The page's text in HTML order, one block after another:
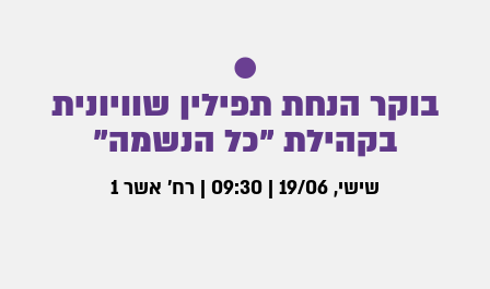
בוקר הנחת תפילין שוויונית
בקהילת ״כל הנשמה״
שישי, 19/06 | 09:30 | רח׳ אשר 1